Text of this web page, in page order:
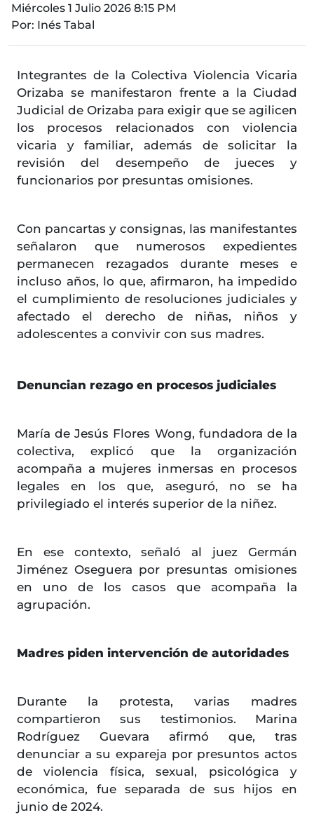
Miércoles 1 Julio 2026 8:15 PM
Por: Inés Tabal
Integrantes de la Colectiva Violencia Vicaria
Orizaba se manifestaron frente a la Ciudad
Judicial de Orizaba para exigir que se agilicen
los procesos relacionados con violencia
vicaria y familiar, además de solicitar la
revisión del desempeño de jueces y
funcionarios por presuntas omisiones.
Con pancartas y consignas, las manifestantes
señalaron que numerosos expedientes
permanecen rezagados durante meses e
incluso años, lo que, afirmaron, ha impedido
el cumplimiento de resoluciones judiciales y
afectado el derecho de niñas, niños y
adolescentes a convivir con sus madres.
Denuncian rezago en procesos judiciales
María de Jesús Flores Wong, fundadora de la
colectiva, explicó que la organización
acompaña a mujeres inmersas en procesos
legales en los que, aseguró, no se ha
privilegiado el interés superior de la niñez.
En ese contexto, señaló al juez Germán
Jiménez Oseguera por presuntas omisiones
en uno de los casos que acompaña la
agrupación.
Madres piden intervención de autoridades
Durante la protesta, varias madres
compartieron sus testimonios. Marina
Rodríguez Guevara afirmó que, tras
denunciar a su expareja por presuntos actos
de violencia física, sexual, psicológica y
económica, fue separada de sus hijos en
junio de 2024.